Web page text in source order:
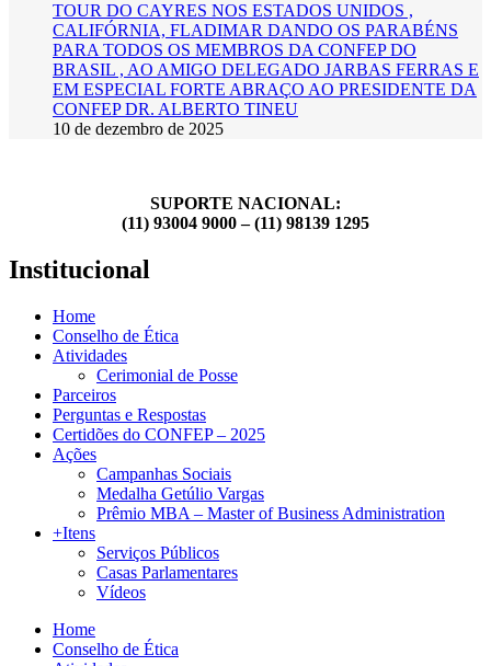
TOUR DO CAYRES NOS ESTADOS UNIDOS ,
CALIFÓRNIA, FLADIMAR DANDO OS PARABÉNS
PARA TODOS OS MEMBROS DA CONFEP DO
BRASIL , AO AMIGO DELEGADO JARBAS FERRAS E
EM ESPECIAL FORTE ABRAÇO AO PRESIDENTE DA
CONFEP DR. ALBERTO TINEU
10 de dezembro de 2025
SUPORTE NACIONAL:
(11) 93004 9000 – (11) 98139 1295
Institucional
Home
Conselho de Ética
Atividades
Cerimonial de Posse
Parceiros
Perguntas e Respostas
Certidões do CONFEP – 2025
Ações
Campanhas Sociais
Medalha Getúlio Vargas
Prêmio MBA – Master of Business Administration
+Itens
Serviços Públicos
Casas Parlamentares
Vídeos
Home
Conselho de Ética